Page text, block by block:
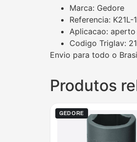
Marca: Gedore
Referencia: K21L-
Aplicacao:
Codigo Triglav:
Envio para todo o
Produtos
GEDORE